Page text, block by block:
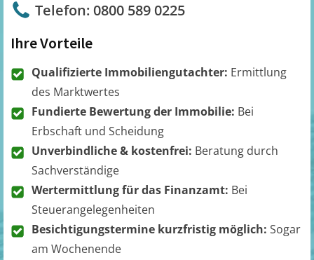
Telefon: 0800 589 0225
Ihre Vorteile
Qualifizierte Immobiliengutachter: Ermittlung
des Marktwertes
Fundierte Bewertung der Immobilie: Bei
Erbschaft und Scheidung
Unverbindliche & kostenfrei: Beratung durch
Sachverständige
Wertermittlung für das Finanzamt: Bei
Steuerangelegenheiten
Besichtigungstermine kurzfristig möglich: Sogar
am Wochenende